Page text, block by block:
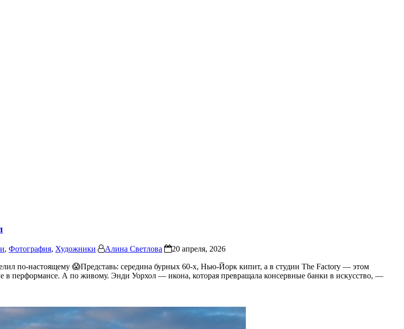
, Фотография, Художники Алина Светлова 20 апреля, 2026
по-настоящему 😱Представь: середина бурных 60-х, Нью-Йорк кипит, а в студии The Factory — этом
в перформансе. А по живому. Энди Уорхол — икона, которая превращала консервные банки в искусство, —